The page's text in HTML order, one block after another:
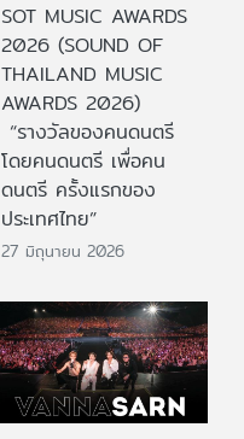
SOT MUSIC AWARDS
2026 (SOUND OF
THAILAND MUSIC
AWARDS 2026)
“รางวัลของคนดนตรี
โดยคนดนตรี เพื่อคน
ดนตรี ครั้งแรกของ
ประเทศไทย”
27 มิถุนายน 2026